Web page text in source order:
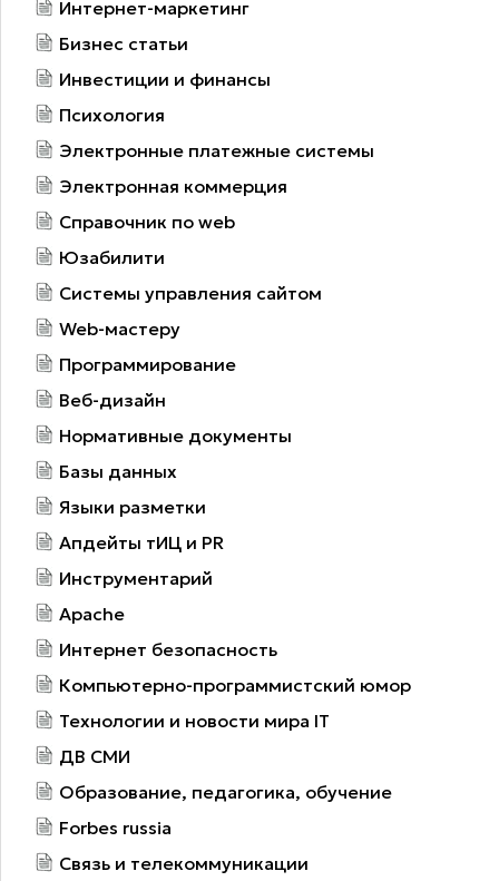
Интернет-маркетинг
Бизнес статьи
Инвестиции и финансы
Психология
Электронные платежные системы
Электронная коммерция
Справочник по web
Юзабилити
Системы управления сайтом
Web-мастеру
Программирование
Веб-дизайн
Нормативные документы
Базы данных
Языки разметки
Апдейты тИЦ и PR
Инструментарий
Apache
Интернет безопасность
Компьютерно-программистский юмор
Технологии и новости мира IT
ДВ СМИ
Образование, педагогика, обучение
Forbes russia
Связь и телекоммуникации